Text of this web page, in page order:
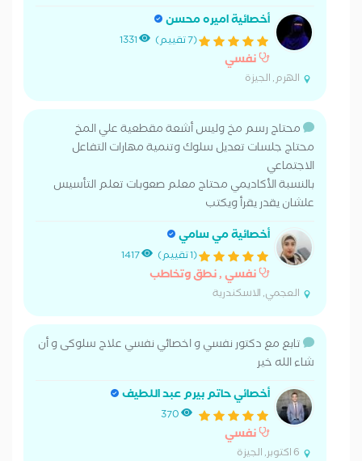
أخصائية اميره محسن
(7 تقييم) 1331
نفسي
الهرم, الجيزة
محتاج رسم مخ وليس أشعة مقطعية علي المخ
محتاج جلسات تعديل سلوك وتنمية مهارات التفاعل
الاجتماعي
بالنسبة الأكاديمي محتاج معلم صعوبات تعلم التأسيس
علشان يقدر يقرأ ويكتب
أخصائية مي سامي
(1 تقييم) 1417
نفسي , نطق وتخاطب
العجمي, الاسكندرية
تابع مع دكتور نفسي و اخصائي نفسي علاج سلوكى و أن
شاء الله خير
أخصائي حاتم بيرم عبد اللطيف
370
نفسي
6 اكتوبر, الجيزة